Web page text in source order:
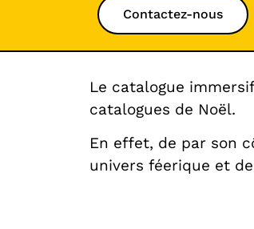
Contactez-nous
Le catalogue
catalogues de Noël.
En effet, de par son
univers féerique et